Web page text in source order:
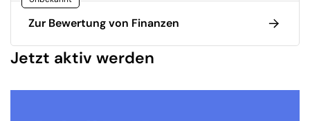
Zur Bewertung von Finanzen
Jetzt aktiv werden